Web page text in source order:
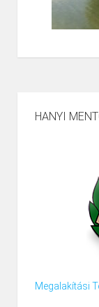
HANYI
Megalakítási